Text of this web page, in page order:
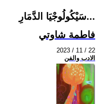
سَيْكُولُوجْيَا الدَّمَارِ...
فاطمة شاوتي
2023 / 11 / 22
الادب والفن